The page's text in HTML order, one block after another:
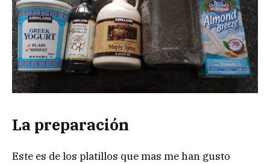
La preparación
Este es de los platillos que mas me han gusto